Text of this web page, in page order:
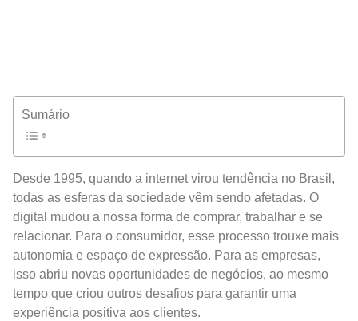
Sumário
Desde 1995, quando a internet virou tendência no Brasil,
todas as esferas da sociedade vêm sendo afetadas. O
digital mudou a nossa forma de comprar, trabalhar e se
relacionar. Para o consumidor, esse processo trouxe mais
autonomia e espaço de expressão. Para as empresas,
isso abriu novas oportunidades de negócios, ao mesmo
tempo que criou outros desafios para garantir uma
experiência positiva aos clientes.